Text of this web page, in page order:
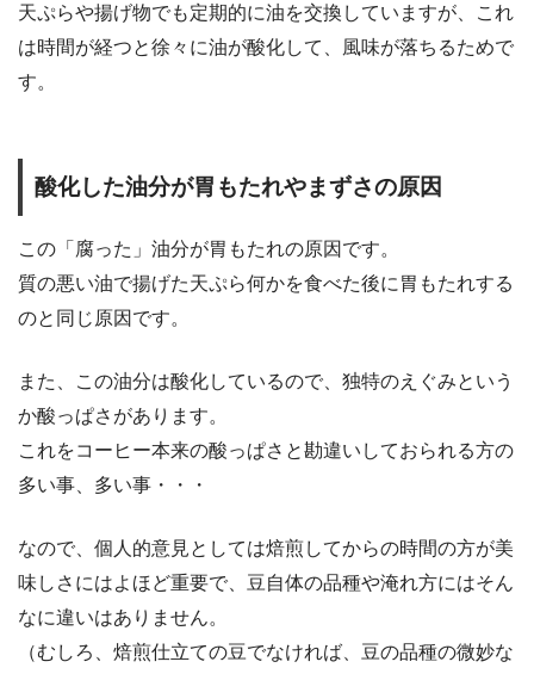
天ぷらや揚げ物でも定期的に油を交換していますが、これ
は時間が経つと徐々に油が酸化して、風味が落ちるためで
す。
酸化した油分が胃もたれやまずさの原因
この「腐った」油分が胃もたれの原因です。
質の悪い油で揚げた天ぷら何かを食べた後に胃もたれする
のと同じ原因です。
また、この油分は酸化しているので、独特のえぐみという
か酸っぱさがあります。
これをコーヒー本来の酸っぱさと勘違いしておられる方の
多い事、多い事・・・
なので、個人的意見としては焙煎してからの時間の方が美
味しさにはよほど重要で、豆自体の品種や淹れ方にはそん
なに違いはありません。
（むしろ、焙煎仕立ての豆でなければ、豆の品種の微妙な